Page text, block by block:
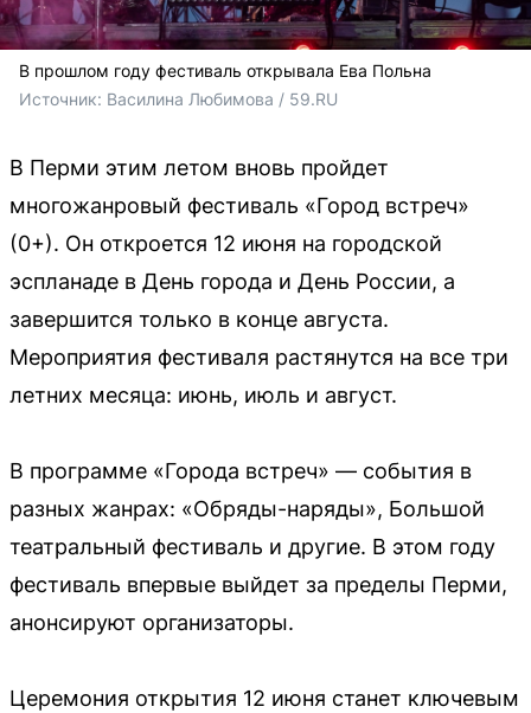
В прошлом году фестиваль открывала Ева Польна
Источник: Василина Любимова / 59.RU
В Перми этим летом вновь пройдет
многожанровый фестиваль «Город встреч»
(0+). Он откроется 12 июня на городской
эспланаде в День города и День России, а
завершится только в конце августа.
Мероприятия фестиваля растянутся на все три
летних месяца: июнь, июль и август.
В программе «Города встреч» — события в
разных жанрах: «Обряды-наряды», Большой
театральный фестиваль и другие. В этом году
фестиваль впервые выйдет за пределы Перми,
анонсируют организаторы.
Церемония открытия 12 июня станет ключевым